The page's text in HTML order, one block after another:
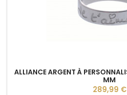
ALLIANCE ARGENT À
MM
Prix
289,99 €